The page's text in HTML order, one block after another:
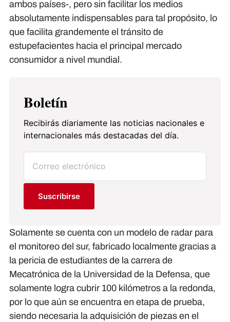
ambos países-, pero sin facilitar los medios
absolutamente indispensables para tal propósito, lo
que facilita grandemente el tránsito de
estupefacientes hacia el principal mercado
consumidor a nivel mundial.
Boletín
Recibirás diariamente las noticias nacionales e
internacionales más destacadas del día.
Suscribirse
Solamente se cuenta con un modelo de radar para
el monitoreo del sur, fabricado localmente gracias a
la pericia de estudiantes de la carrera de
Mecatrónica de la Universidad de la Defensa, que
solamente logra cubrir 100 kilómetros a la redonda,
por lo que aún se encuentra en etapa de prueba,
siendo necesaria la adquisición de piezas en el